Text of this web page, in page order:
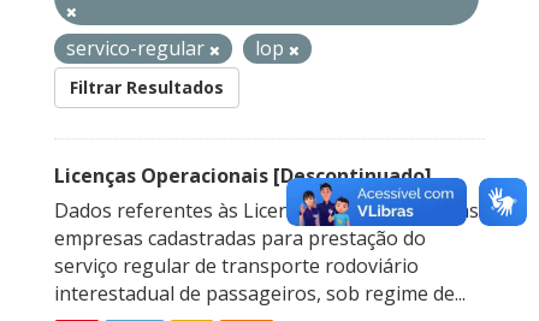
servico-regular lop
Filtrar Resultados
Licenças Operacionais [Descontinuado]
Dados referentes às Licenças Operacionais das
empresas cadastradas para prestação do
serviço regular de transporte rodoviário
interestadual de passageiros, sob regime de...